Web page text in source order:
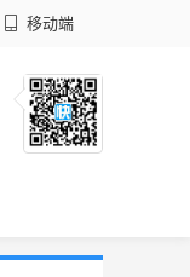
移动端